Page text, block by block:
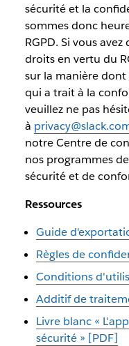
sécurité et la
sommes donc
RGPD. Si vous
droits en vertu du
sur la manière dont
qui a trait à la
veuillez ne pas
à
notre Centre de
nos programmes
sécurité et de
Ressources
Guide
Règles de
Conditions
Additif de
Livre blanc «
sécurité » [PDF]